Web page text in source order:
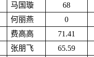
马国璇 68
何丽燕 0
费高高 71.41
张朋飞 65.59